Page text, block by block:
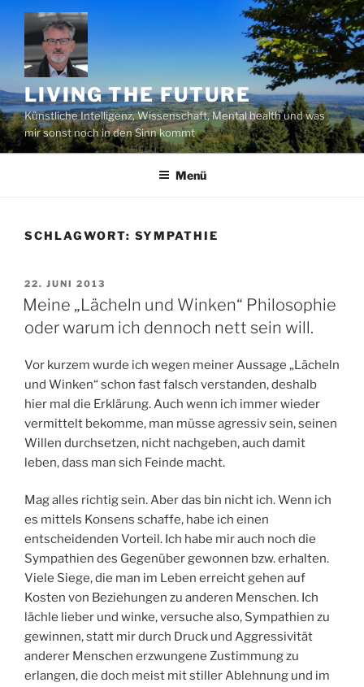
Zum
Inhalt
springen
LIVING THE FUTURE
Künstliche Intelligenz, Wissenschaft, Mental health und was
mir sonst noch in den Sinn kommt
Menü
SCHLAGWORT: SYMPATHIE
VERÖFFENTLICHT
AM
22. JUNI 2013
Meine „Lächeln und Winken“ Philosophie
oder warum ich dennoch nett sein will.
Vor kurzem wurde ich wegen meiner Aussage „Lächeln
und Winken“ schon fast falsch verstanden, deshalb
hier mal die Erklärung. Auch wenn ich immer wieder
vermittelt bekomme, man müsse agressiv sein, seinen
Willen durchsetzen, nicht nachgeben, auch damit
leben, dass man sich Feinde macht.
Mag alles richtig sein. Aber das bin nicht ich. Wenn ich
es mittels Konsens schaffe, habe ich einen
entscheidenden Vorteil. Ich habe mir auch noch die
Sympathien des Gegenüber gewonnen bzw. erhalten.
Viele Siege, die man im Leben erreicht gehen auf
Kosten von Beziehungen zu anderen Menschen. Ich
lächle lieber und winke, versuche also, Sympathien zu
gewinnen, statt mir durch Druck und Aggressivität
anderer Menschen erzwungene Zustimmung zu
erlangen, die doch meist mit stiller Ablehnung und im